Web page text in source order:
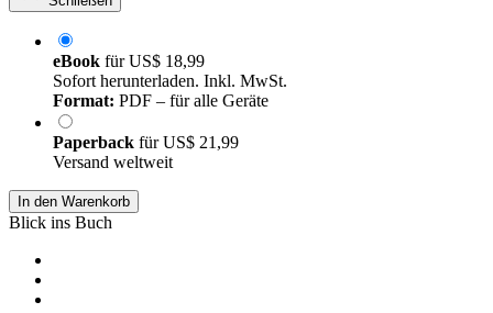
eBook fürUS$ 18,99
Sofort herunterladen. Inkl. MwSt.
Format: PDF – für alle Geräte
Paperback fürUS$ 21,99
Versand weltweit
In den Warenkorb
Blick ins Buch